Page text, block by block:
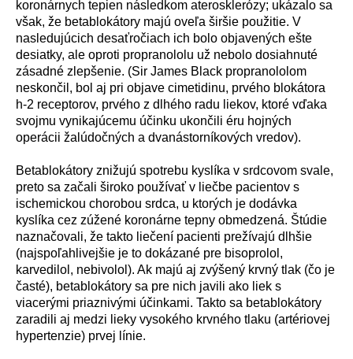
koronárnych tepien následkom aterosklerózy; ukázalo sa
však, že betablokátory majú oveľa širšie použitie. V
nasledujúcich desaťročiach ich bolo objavených ešte
desiatky, ale oproti propranololu už nebolo dosiahnuté
zásadné zlepšenie. (Sir James Black propranololom
neskončil, bol aj pri objave cimetidinu, prvého blokátora
h-2 receptorov, prvého z dlhého radu liekov, ktoré vďaka
svojmu vynikajúcemu účinku ukončili éru hojných
operácii žal údočných a dvanástorníkových vredov).
Betablokátory znižujú spotrebu kysl íka v srdcovom svale,
preto sa začali široko používať v liečbe pacientov s
ischemickou chorobou srdca, u ktorých je dodávka
kysl íka cez zúžené koronárne tepny obmedzená. Štúdie
naznačovali, že takto liečení pacienti prežívajú dlhšie
(najspoľahlivejšie je to dokázané pre bisoprolol,
karvedilol, nebivolol). Ak majú aj zvýšený krvný tlak (čo je
časté), betablokátory sa pre nich javili ako liek s
viacerými priaznivými účinkami. Takto sa betablokátory
zaradili aj medzi lieky vysokého krvného tlaku (artériovej
hypertenzie) prvej l ínie.